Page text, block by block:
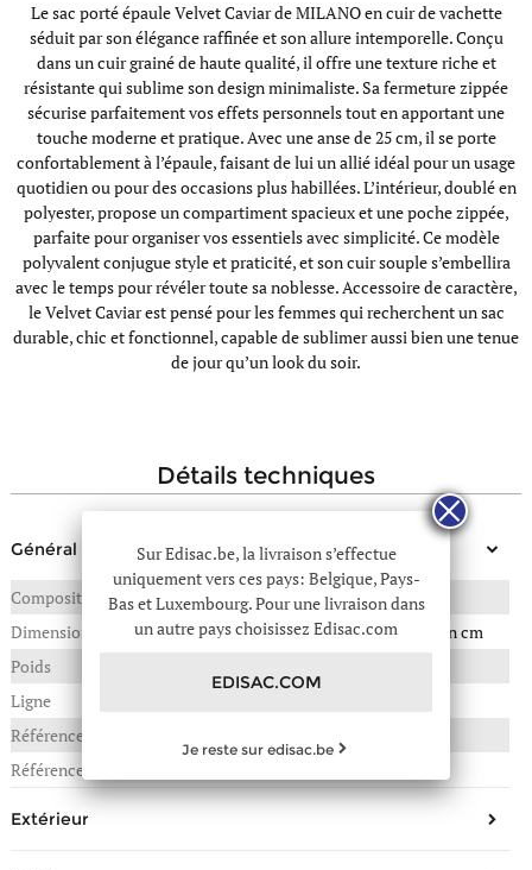
Le sac porté épaule Velvet Caviar de MILANO en cuir de vachette
séduit par son élégance raffinée et son allure intemporelle. Conçu
dans un cuir grainé de haute qualité, il offre une texture riche et
résistante qui sublime son design minimaliste. Sa fermeture zippée
sécurise parfaitement vos effets personnels tout en apportant une
touche moderne et pratique. Avec une anse de 25 cm, il se porte
confortablement à l’épaule, faisant de lui un allié idéal pour un usage
quotidien ou pour des occasions plus habillées. L’intérieur, doublé en
polyester, propose un compartiment spacieux et une poche zippée,
parfaite pour organiser vos essentiels avec simplicité. Ce modèle
polyvalent conjugue style et praticité, et son cuir souple s’embellira
avec le temps pour révéler toute sa noblesse. Accessoire de caractère,
le Velvet Caviar est pensé pour les femmes qui recherchent un sac
durable, chic et fonctionnel, capable de sublimer aussi bien une tenue
de jour qu’un look du soir.
détails techniques
Général
Composition
CUIR DE VACHETTE
Dimensions
31(L) x 13(P) x 25(H) en cm
Poids
Ligne
Référence :
Référence fournisseur
Extérieur
Sur Edisac.be, la livraison s’effectue
uniquement vers ces pays: Belgique, Pays-
Bas et Luxembourg. Pour une livraison dans
un autre pays choisissez Edisac.com
EDISAC.COM
Je reste sur edisac.be